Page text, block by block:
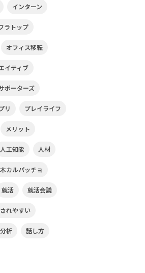
インターン
ラトップ
オフィス移転
イティブ
ポーターズ
リ プレイライフ
メリット
人工知能 人材
カルパッチョ
就活 就活会議
れやすい
析 話し方